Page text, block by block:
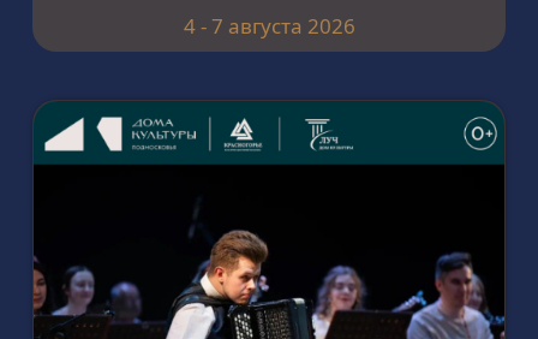
4 - 7 августа 2026